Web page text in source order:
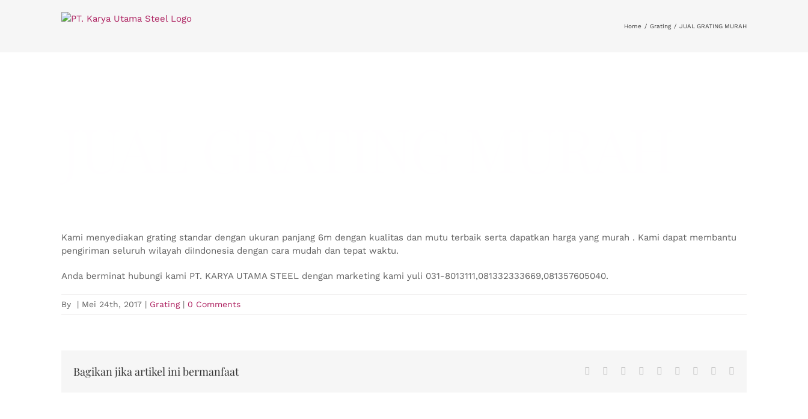
Home Grating JUAL GRATING MURAH
Kami menyediakan grating standar dengan ukuran panjang 6m dengan kualitas dan mutu terbaik serta dapatkan harga yang murah . Kami dapat membantu
pengiriman seluruh wilayah diIndonesia dengan cara mudah dan tepat waktu.
Anda berminat hubungi kami PT. KARYA UTAMA STEEL dengan marketing kami yuli 031-8013111,081332333669,081357605040.
By | Mei 24th, 2017 | Grating | 0 Comments
Bagikan jika artikel ini bermanfaat Facebook
TwitterReddit LinkedInWhatsApp
TumblrPinterest